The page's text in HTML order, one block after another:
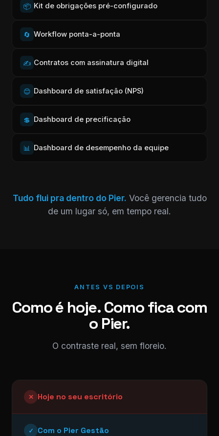
📦 Kit de obrigações pré-configurado
🔄 Workflow ponta-a-ponta
✍️ Contratos com assinatura digital
😊 Dashboard de satisfação (NPS)
💲 Dashboard de precificação
📊 Dashboard de desempenho da equipe
Tudo flui pra dentro do Pier. Você gerencia tudo
de um lugar só, em tempo real.
ANTES VS DEPOIS
Como é hoje. Como fica com
o Pier.
O contraste real, sem floreio.
✕ Hoje no seu escritório
✓ Com o Pier Gestão